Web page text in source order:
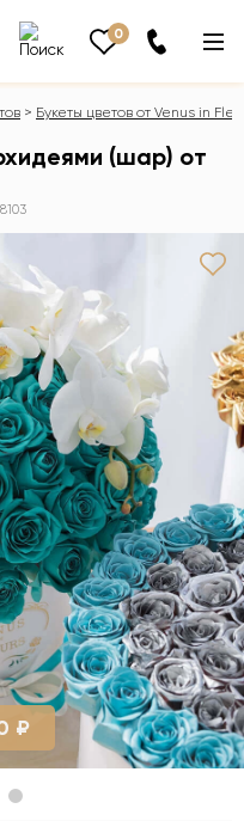
0
Букеты цветов от Venus in
(шар) от
₽